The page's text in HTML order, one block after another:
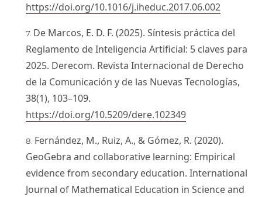
https://doi.org/10.1016/j.iheduc.2017.06.002
De Marcos, E. D. F. (2025). Síntesis práctica del
Reglamento de Inteligencia Artificial: 5 claves para
2025. Derecom. Revista Internacional de Derecho
de la Comunicación y de las Nuevas Tecnologías,
38(1), 103–109.
https://doi.org/10.5209/dere.102349
Fernández, M., Ruiz, A., & Gómez, R. (2020).
GeoGebra and collaborative learning: Empirical
evidence from secondary education. International
Journal of Mathematical Education in Science and